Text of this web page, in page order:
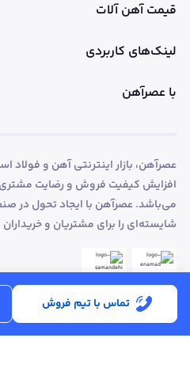
تماس با تیم فروش
قیمت آهن آلات
لینک‌های کاربردی
با عصرآهن
عصرآهن، بازار اینترنتی آهن و فولاد
افزایش کیفیت فروش و رضایت
می‌باشد. عصرآهن با ایجاد تحول در
شایسته‌ای را برای مشتریان و
ساعت کاری:شنبه تا پنجشنبه از ساعت